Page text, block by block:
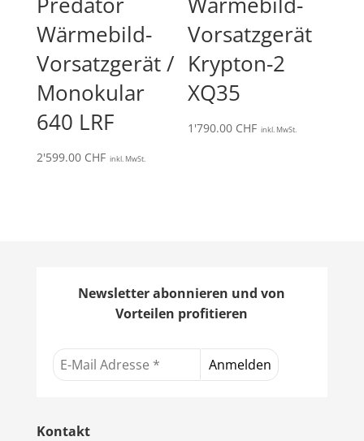
Wärmebild-
Vorsatzgerät /
Monokular
640 LRF
2'599.00 CHF inkl. MwSt.
Vorsatzgerät
Krypton-2
XQ35
1'790.00 CHF inkl. MwSt.
Newsletter abonnieren und von
Vorteilen profitieren
Kontakt